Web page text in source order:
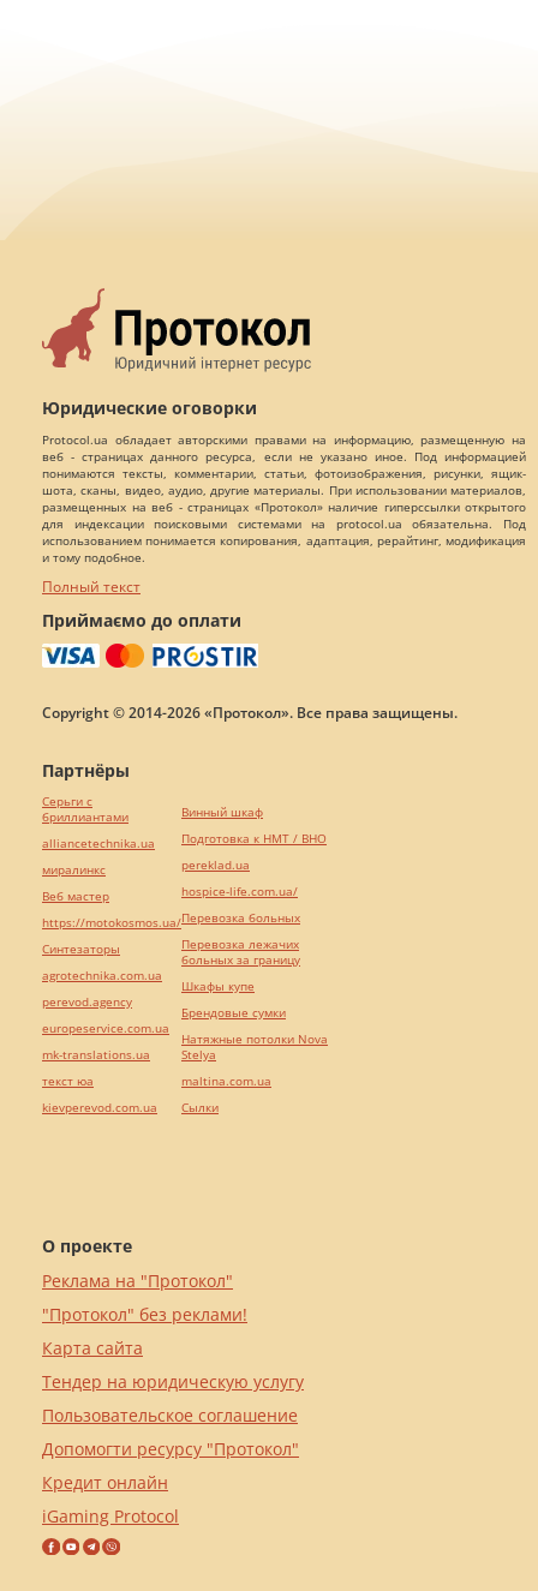
Юридические оговорки
Protocol.ua обладает авторскими правами на информацию, размещенную на
веб - страницах данного ресурса, если не указано иное. Под информацией
понимаются тексты, комментарии, статьи, фотоизображения, рисунки, ящик-
шота, сканы, видео, аудио, другие материалы. При использовании материалов,
размещенных на веб - страницах «Протокол» наличие гиперссылки открытого
для индексации поисковыми системами на protocol.ua обязательна. Под
использованием понимается копирования, адаптация, рерайтинг, модификация
и тому подобное.
Полный текст
Приймаємо до оплати
Copyright © 2014-2026 «Протокол». Все права защищены.
О проекте
Реклама на "Протокол"
"Протокол" без реклами!
Карта сайта
Тендер на юридическую услугу
Пользовательское соглашение
Допомогти ресурсу "Протокол"
Кредит онлайн
iGaming Protocol
Партнёры
Серьги с
бриллиантами
alliancetechnika.ua
миралинкс
Веб мастер
https://motokosmos.ua/
Синтезаторы
agrotechnika.com.ua
perevod.agency
europeservice.com.ua
mk-translations.ua
текст юа
kievperevod.com.ua
Винный шкаф
Подготовка к НМТ / ВНО
pereklad.ua
hospice-life.com.ua/
Перевозка больных
Перевозка лежачих
больных за границу
Шкафы купе
Брендовые сумки
Натяжные потолки Nova
Stelya
maltina.com.ua
Cылки